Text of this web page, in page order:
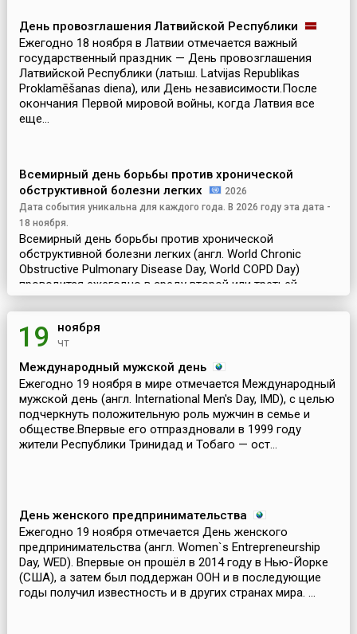
сис...
День провозглашения Латвийской Республики
Ежегодно 18 ноября в Латвии отмечается важный
государственный праздник — День провозглашения
Латвийской Республики (латыш. Latvijas Republikas
Proklamēšanas diena), или День независимости.После
окончания Первой мировой войны, когда Латвия все
еще...
Всемирный день борьбы против хронической
обструктивной болезни легких
2026
Дата события уникальна для каждого года. В 2026 году эта дата -
18 ноября.
Всемирный день борьбы против хронической
обструктивной болезни легких (англ. World Chronic
Obstructive Pulmonary Disease Day, World COPD Day)
проводится ежегодно в среду второй или третьей
недели ноября по инициативе Всемирной организации
здравоохран...
19 ноября
чт
Международный мужской день
Ежегодно 19 ноября в мире отмечается Международный
мужской день (англ. International Men's Day, IMD), с целью
подчеркнуть положительную роль мужчин в семье и
обществе.Впервые его отпраздновали в 1999 году
жители Республики Тринидад и Тобаго — ост...
День женского предпринимательства
Ежегодно 19 ноября отмечается День женского
предпринимательства (англ. Women`s Entrepreneurship
Day, WED). Впервые он прошёл в 2014 году в Нью-Йорке
(США), а затем был поддержан ООН и в последующие
годы получил известность и в других странах мира. ...